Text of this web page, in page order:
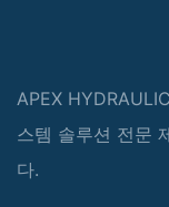
APEX
스템 솔루션 전문
다.